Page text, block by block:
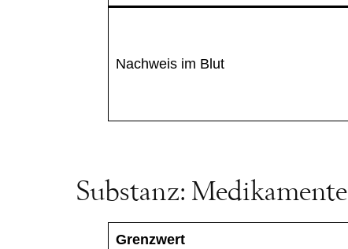
Nachweis im Blut
Substanz: Medikamente
Grenzwert